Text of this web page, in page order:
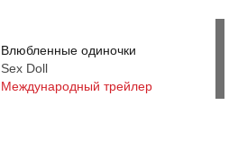
Влюбленные одиночки
Sex Doll
Международный трейлер